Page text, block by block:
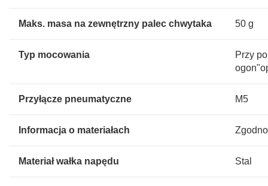
Maks. masa na zewnętrzny palec chwytaka 50 g
Typ mocowania
Przy
Przyłącze pneumatyczne M5
Informacja o materiałach
Materiał wałka napędu Stal